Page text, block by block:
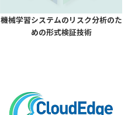
機械学習システムのリスク分析のた
めの形式検証技術